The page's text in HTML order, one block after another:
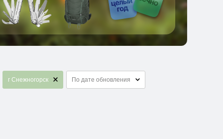
г Снежногорск По дате обновления